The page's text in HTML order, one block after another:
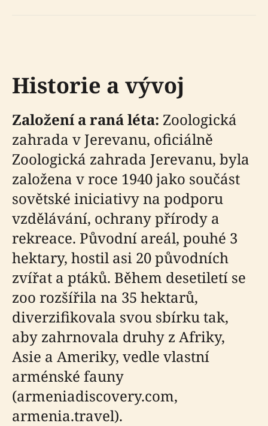
Historie a vývoj
Založení a raná léta: Zoologická
zahrada v Jerevanu, oficiálně
Zoologická zahrada Jerevanu, byla
založena v roce 1940 jako součást
sovětské iniciativy na podporu
vzdělávání, ochrany přírody a
rekreace. Původní areál, pouhé 3
hektary, hostil asi 20 původních
zvířat a ptáků. Během desetiletí se
zoo rozšířila na 35 hektarů,
diverzifikovala svou sbírku tak,
aby zahrnovala druhy z Afriky,
Asie a Ameriky, vedle vlastní
arménské fauny
(armeniadiscovery.com,
armenia.travel).